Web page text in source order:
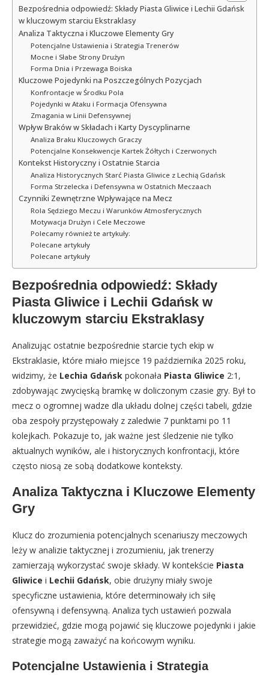
Bezpośrednia odpowiedź: Składy Piasta Gliwice i Lechii Gdańsk
w kluczowym starciu Ekstraklasy
Analiza Taktyczna i Kluczowe Elementy Gry
Potencjalne Ustawienia i Strategia Trenerów
Mocne i Słabe Strony Drużyn
Forma Dnia i Przewaga Boiska
Kluczowe Pojedynki na Poszczególnych Pozycjach
Konfrontacje w Środku Pola
Pojedynki w Ataku i Formacja Ofensywna
Zmagania w Linii Defensywnej
Wpływ Braków w Składach i Karty Dyscyplinarne
Analiza Braku Kluczowych Graczy
Potencjalne Konsekwencje Kartek Żółtych i Czerwonych
Kontekst Historyczny i Ostatnie Starcia
Analiza Historycznych Starć Piasta Gliwice z Lechią Gdańsk
Forma Strzelecka i Defensywna w Ostatnich Meczaach
Czynniki Zewnętrzne Wpływające na Mecz
Rola Sędziego Meczu i Warunków Atmosferycznych
Motywacja Drużyn i Cele Meczowe
Polecamy również te artykuły:
Polecane artykuły
Polecane artykuły
Bezpośrednia odpowiedź: Składy
Piasta Gliwice i Lechii Gdańsk w
kluczowym starciu Ekstraklasy
Analizując ostatnie bezpośrednie starcie tych ekip w
Ekstraklasie, które miało miejsce 19 października 2025 roku,
widzimy, że Lechia Gdańsk pokonała Piasta Gliwice 2:1,
zdobywając zwycięską bramkę w doliczonym czasie gry. Był to
mecz o ogromnej wadze dla układu dolnej części tabeli, gdzie
oba zespoły przystępowały z zaledwie 7 punktami po 11
kolejkach. Pokazuje to, jak ważne jest śledzenie nie tylko
aktualnych wyników, ale i historycznych konfrontacji, które
często niosą ze sobą dodatkowe konteksty.
Analiza Taktyczna i Kluczowe Elementy
Gry
Klucz do zrozumienia potencjalnych scenariuszy meczowych
leży w analizie taktycznej i zrozumieniu, jak trenerzy
zamierzają wykorzystać swoje składy. W kontekście Piasta
Gliwice i Lechii Gdańsk, obie drużyny miały swoje
specyficzne ustawienia, które determinowały ich siłę
ofensywną i defensywną. Analiza tych ustawień pozwala
przewidzieć, gdzie mogą pojawić się kluczowe pojedynki i jakie
strategie mogą zaważyć na końcowym wyniku.
Potencjalne Ustawienia i Strategia